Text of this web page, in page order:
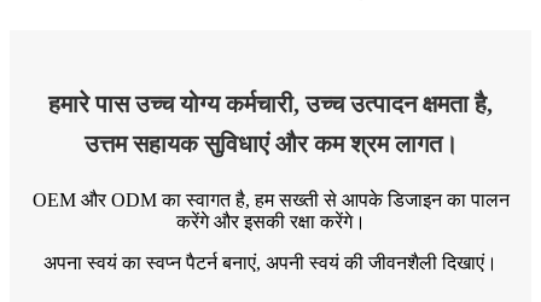
हमारे पास उच्च योग्य कर्मचारी, उच्च उत्पादन क्षमता है,
उत्तम सहायक सुविधाएं और कम श्रम लागत।
OEM और ODM का स्वागत है, हम सख्ती से आपके डिजाइन का पालन
करेंगे और इसकी रक्षा करेंगे।
अपना स्वयं का स्वप्न पैटर्न बनाएं, अपनी स्वयं की जीवनशैली दिखाएं।